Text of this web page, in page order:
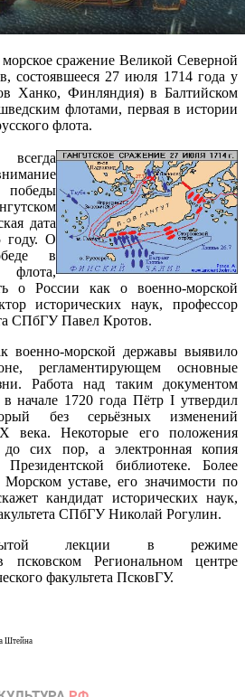
сражение Великой Северной
состоявшееся 27 июля 1714 года у
Ханко, Финляндия) в Балтийском
флотами, первая в истории
флота.
победы
дата
году. О
в
о России как о военно-морской
исторических наук, профессор
СПбГУ Павел Кротов.
военно-морской державы выявило
регламентирующем основные
Работа над таким документом
в начале 1720 года Пётр I утвердил
без серьёзных изменений
века. Некоторые его положения
до сих пор, а электронная копия
библиотеке. Более
уставе, его значимости по
кандидат исторических наук,
СПбГУ Николай Рогулин.
лекции в режиме
псковском Региональном центре
факультета ПсковГУ.
Штейна